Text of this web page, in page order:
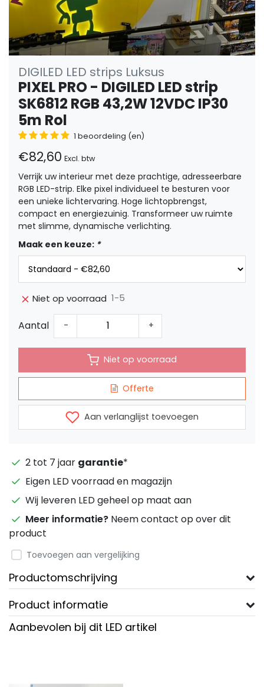
DIGILED LED strips Luksus
PIXEL PRO - DIGILED LED strip
SK6812 RGB 43,2W 12VDC IP30
5m Rol
1 beoordeling (en)
€82,60 Excl. btw
Verrijk uw interieur met deze prachtige, adresseerbare
RGB LED-strip. Elke pixel individueel te besturen voor
een unieke lichtervaring. Hoge lichtopbrengst,
compact en energiezuinig. Transformeer uw ruimte
met slimme, dynamische verlichting.
Maak een keuze: *
Niet op voorraad 1-5
Aantal - +
Niet op voorraad
Offerte
Aan verlanglijst toevoegen
2 tot 7 jaar garantie*
Eigen LED voorraad en magazijn
Wij leveren LED geheel op maat aan
Meer informatie? Neem contact op over dit
product
Toevoegen aan vergelijking
Productomschrijving
Product informatie
Aanbevolen bij dit LED artikel